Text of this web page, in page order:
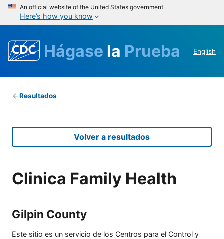
An official website of the United States government
Here’s how you know
Hágase la Prueba English
Resultados
Volver a resultados
Clinica Family Health
Gilpin County
Este sitio es un servicio de los Centros para el Control y